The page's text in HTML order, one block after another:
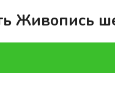
Живопись